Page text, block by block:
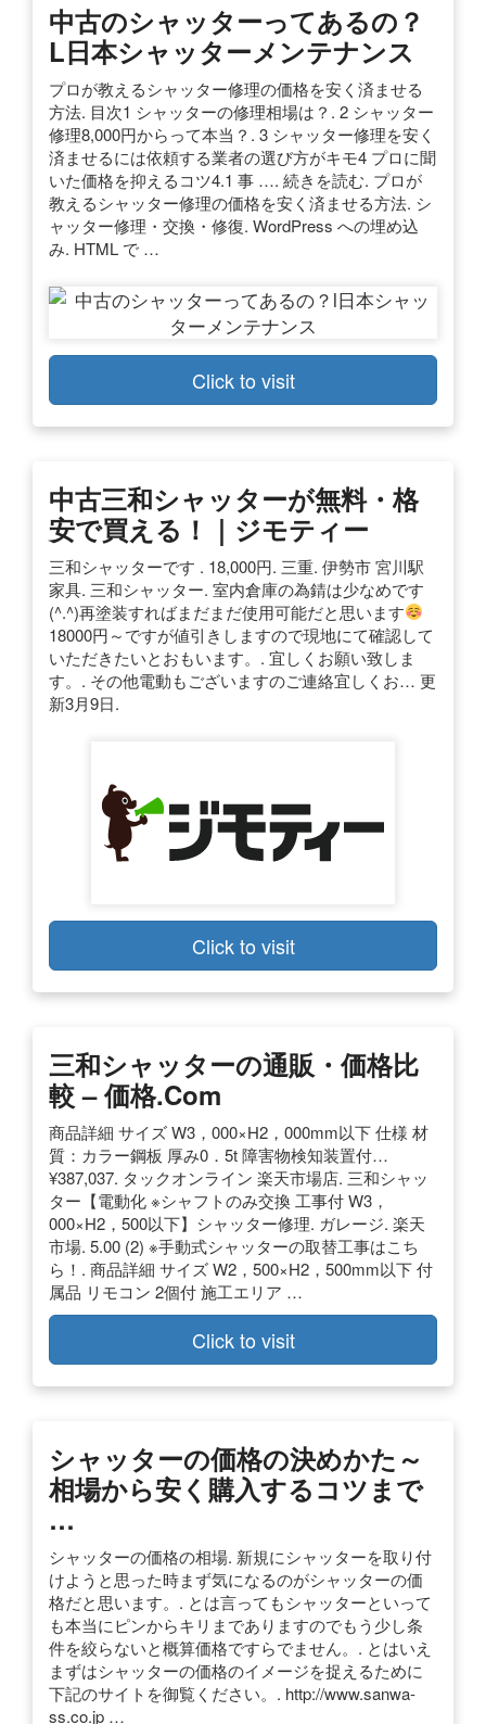
中古のシャッターってあるの？
L日本シャッターメンテナンス
プロが教えるシャッター修理の価格を安く済ませる
方法. 目次1 シャッターの修理相場は？. 2 シャッター
修理8,000円からって本当？. 3 シャッター修理を安く
済ませるには依頼する業者の選び方がキモ4 プロに聞
いた価格を抑えるコツ4.1 事 …. 続きを読む. プロが
教えるシャッター修理の価格を安く済ませる方法. シ
ャッター修理・交換・修復. WordPress への埋め込
み. HTML で …
Click to visit
中古三和シャッターが無料・格
安で買える！｜ジモティー
三和シャッターです . 18,000円. 三重. 伊勢市 宮川駅
家具. 三和シャッター. 室内倉庫の為錆は少なめです
(^.^)再塗装すればまだまだ使用可能だと思います
18000円～ですが値引きしますので現地にて確認して
いただきたいとおもいます。. 宜しくお願い致しま
す。. その他電動もございますのご連絡宜しくお… 更
新3月9日.
Click to visit
三和シャッターの通販・価格比
較 – 価格.com
商品詳細 サイズ W3，000×H2，000mm以下 仕様 材
質：カラー鋼板 厚み0．5t 障害物検知装置付…
¥387,037. タックオンライン 楽天市場店. 三和シャッ
ター【電動化 ※シャフトのみ交換 工事付 W3，
000×H2，500以下】シャッター修理. ガレージ. 楽天
市場. 5.00 (2) ※手動式シャッターの取替工事はこち
ら！. 商品詳細 サイズ W2，500×H2，500mm以下 付
属品 リモコン 2個付 施工エリア …
Click to visit
シャッターの価格の決めかた～
相場から安く購入するコツまで
…
シャッターの価格の相場. 新規にシャッターを取り付
けようと思った時まず気になるのがシャッターの価
格だと思います。. とは言ってもシャッターといって
も本当にピンからキリまでありますのでもう少し条
件を絞らないと概算価格ですらでません。. とはいえ
まずはシャッターの価格のイメージを捉えるために
下記のサイトを御覧ください。. http://www.sanwa-
ss.co.jp …